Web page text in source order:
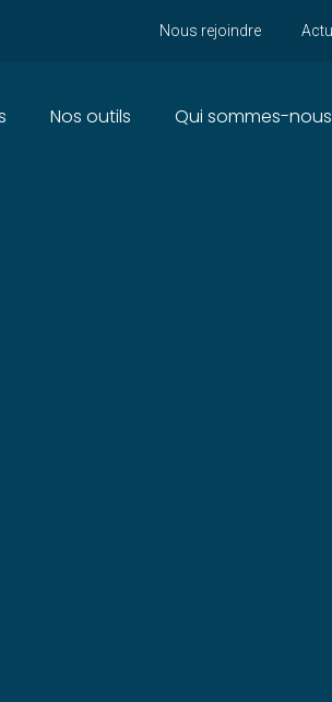
Nous rejoindre
Nos outils Qui sommes-